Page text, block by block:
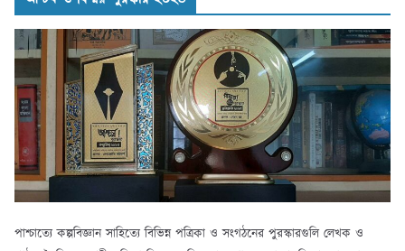
পাশ্চাত্যে কল্পবিজ্ঞান সাহিত্যে বিভিন্ন পত্রিকা ও সংগঠনের পুরস্কারগুলি লেখক ও